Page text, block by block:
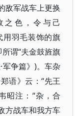
敌军战车上更换
之色，令与己
用羽毛装饰的旗
谓“夫金鼓旌旗
军争篇》)。车杂
语》云：“先王
昭注：“杂，合
方战车和我方车